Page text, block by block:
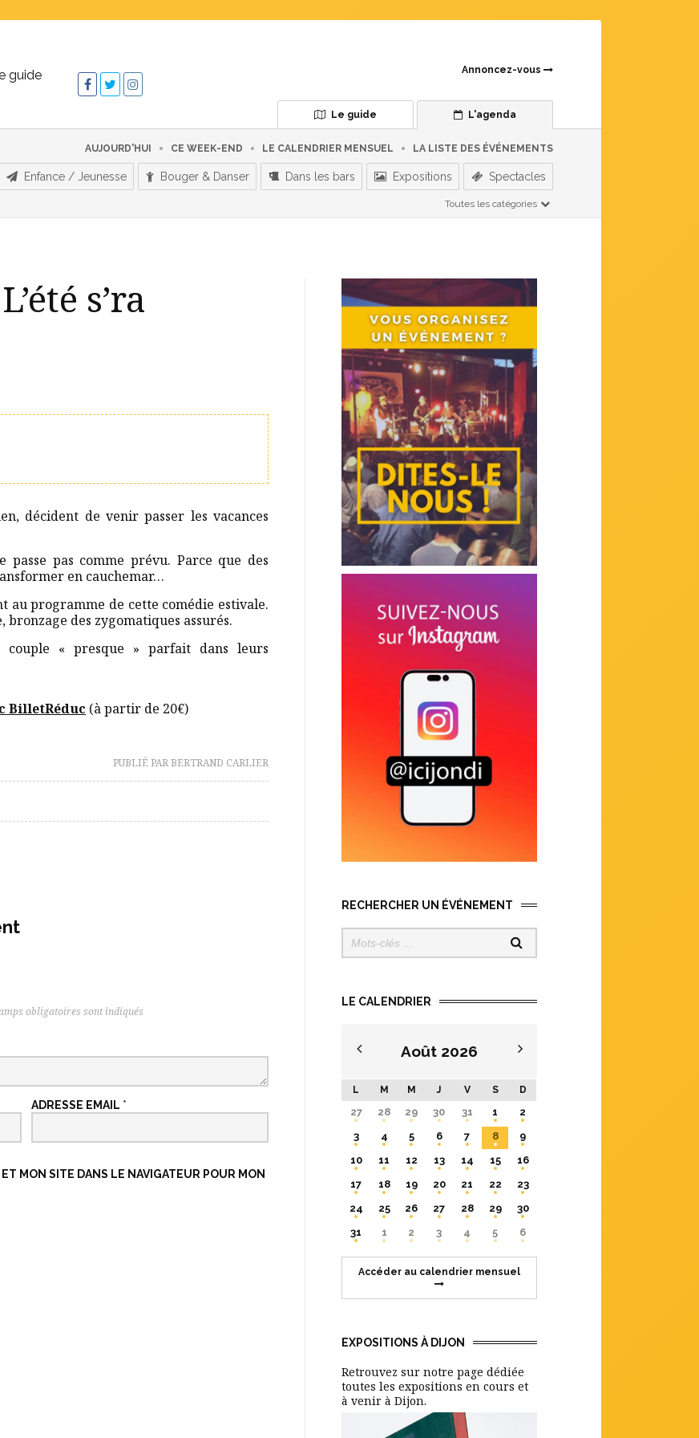
guide
Annoncez-vous
Le guide L'agenda
AUJOURD'HUI CE WEEK-END LE CALENDRIER MENSUEL LA LISTE DES ÉVÉNEMENTS
Enfance / Jeunesse Bouger & Danser Dans les bars Expositions Spectacles
Toutes les catégories
s’ra
décident de venir passer les vacances
pas comme prévu. Parce que des
en cauchemar…
au programme de cette comédie estivale.
des zygomatiques assurés.
couple « presque » parfait dans leurs
BilletRéduc (à partir de 20€)
PUBLIÉ PAR BERTRAND CARLIER
obligatoires sont indiqués
ADRESSE EMAIL *
MON SITE DANS LE NAVIGATEUR POUR MON
RECHERCHER UN ÉVÉNEMENT
LE CALENDRIER
Août 2026
L M M J V S D
27 28 29 30 31 1
2
3
4 5 6 7 8
9
10
11 12 13 14 15
16
17
18 19 20 21 22
23
24
25 26 27 28 29
30
31
1 2 3 4 5 6
Accéder au calendrier mensuel
EXPOSITIONS À DIJON
Retrouvez sur notre page dédiée
toutes les expositions en cours et
à venir à Dijon.